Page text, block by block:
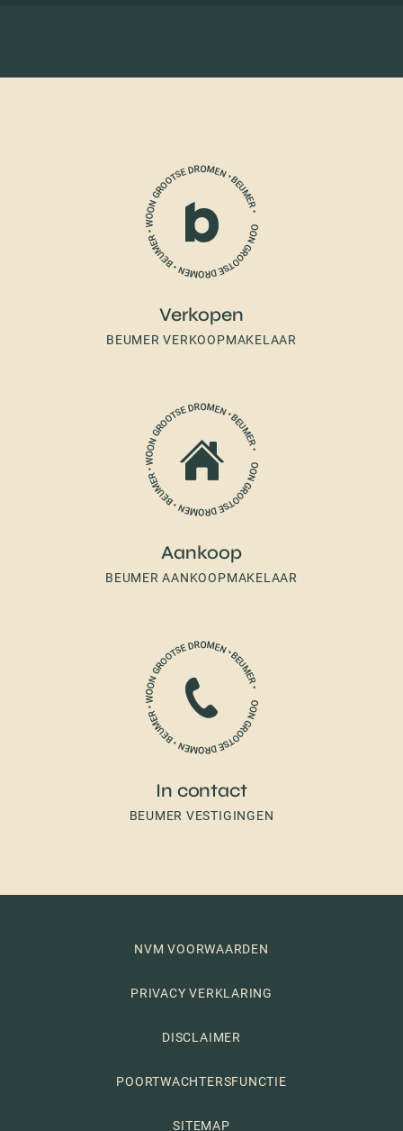
Verkopen
BEUMER VERKOOPMAKELAAR
Aankoop
BEUMER AANKOOPMAKELAAR
In contact
BEUMER VESTIGINGEN
NVM VOORWAARDEN
PRIVACY VERKLARING
DISCLAIMER
POORTWACHTERSFUNCTIE
SITEMAP